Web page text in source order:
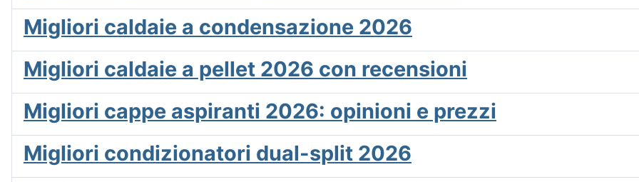
Migliori caldaie a condensazione 2026
Migliori caldaie a pellet 2026 con recensioni
Migliori cappe aspiranti 2026: opinioni e prezzi
Migliori condizionatori dual-split 2026